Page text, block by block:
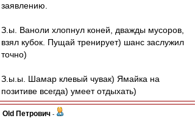
заявлению.
З.ы. Ваноли хлопнул коней, дважды мусоров,
взял кубок. Пущай тренирует) шанс заслужил
точно)
З.ы.ы. Шамар клевый чувак) Ямайка на
позитиве всегда) умеет отдыхать)
Old Петрович -